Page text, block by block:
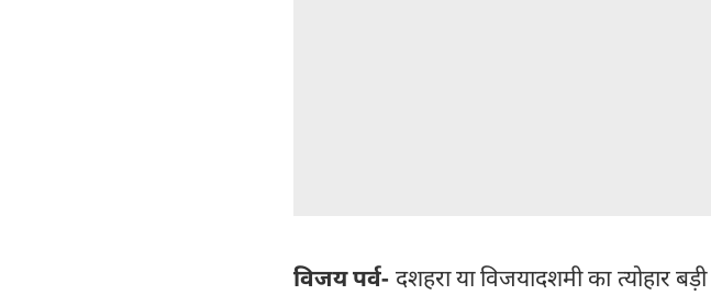
विजय पर्व- दशहरा या विजयादशमी का त्योहार